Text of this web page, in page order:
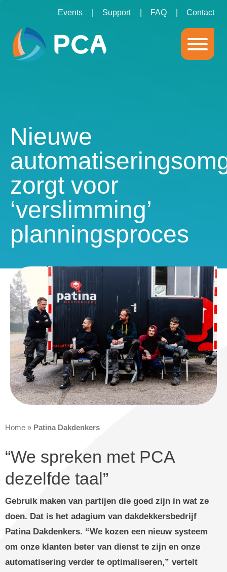
Events Support FAQ Contact
Nieuwe
zorgt voor
‘verslimming’
planningsproces
Home » Patina Dakdenkers
“We spreken met PCA
dezelfde taal”
Gebruik maken van partijen die goed zijn in wat ze
doen. Dat is het adagium van dakdekkersbedrijf
Patina Dakdenkers. “We kozen een nieuw systeem
om onze klanten beter van dienst te zijn en onze
automatisering verder te optimaliseren,” vertelt